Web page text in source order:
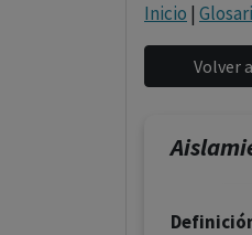
Inicio |